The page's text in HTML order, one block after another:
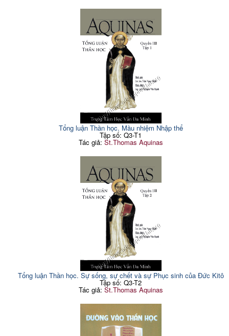
Tổng luận Thần học. Mầu nhiệm Nhập thể
Tập số: Q3-T1
Tác giả: St.Thomas Aquinas
Tổng luận Thần học. Sự sống, sự chết và sự Phục sinh của Đức Kitô
Tập số: Q3-T2
Tác giả: St.Thomas Aquinas